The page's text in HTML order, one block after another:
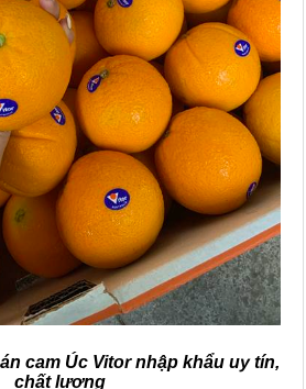
cam Úc Vitor nhập khẩu uy tín,
chất lượng